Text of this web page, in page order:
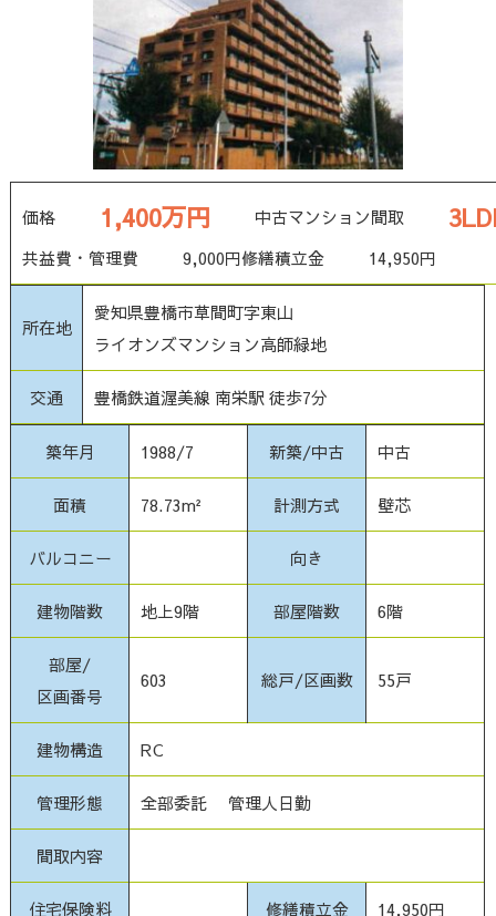
価格 1,400万円 中古マンション間取
共益費・管理費 9,000円修繕積立金 14,950円
所在地
愛知県豊橋市草間町字東山
ライオンズマンション高師緑地
交通 豊橋鉄道渥美線 南栄駅 徒歩7分
築年月 1988/7 新築/中古 中古
面積 78.73m² 計測方式 壁芯
バルコニー 向き
建物階数 地上9階 部屋階数 6階
部屋/
区画番号
603 総戸/区画数 55戸
建物構造 RC
管理形態 全部委託 管理人日勤
間取内容
住宅保険料 修繕積立金 14,950円